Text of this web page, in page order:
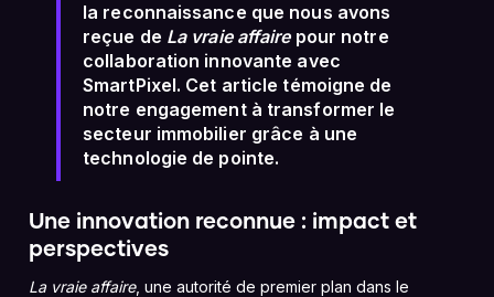
la reconnaissance que nous avons
reçue de La vraie affairepour notre
collaboration innovante avec
SmartPixel. Cet article témoigne de
notre engagement à transformer le
secteur immobilier grâce à une
technologie de pointe.
Une innovation reconnue : impact et
perspectives
La vraie affaire, une autorité de premier plan dans le